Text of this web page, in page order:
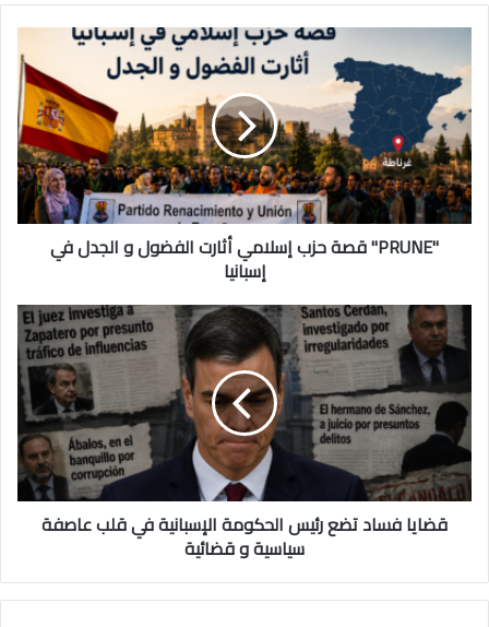
"PRUNE" قصة حزب إسلامي أثارت الفضول و الجدل في
إسبانيا
قضايا فساد تضع رئيس الحكومة الإسبانية في قلب عاصفة
سياسية و قضائية